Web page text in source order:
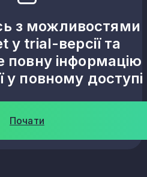
з можливостями
у trial-версії та
повну інформацію
у повному доступі
Почати